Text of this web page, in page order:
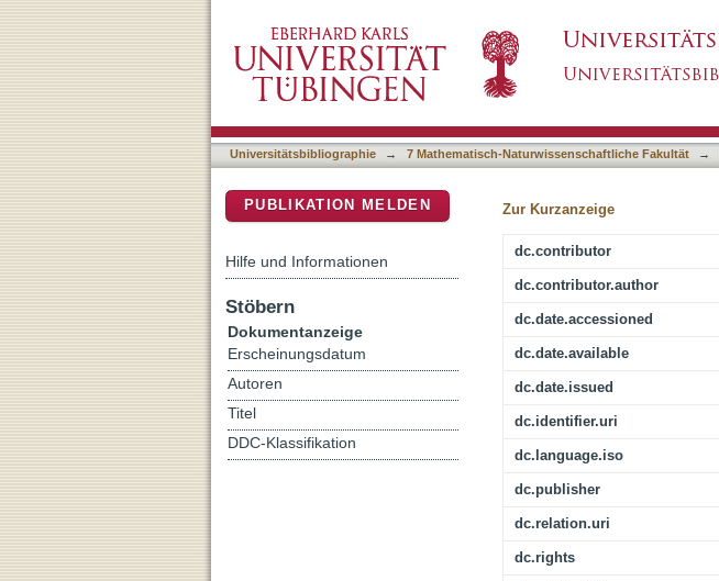
Universitätsbibliographie → 7 Mathematisch-Naturwissenschaftliche Fakultät →
Zur Kurzanzeige
dc.contributor
dc.contributor.author
dc.date.accessioned
dc.date.available
dc.date.issued
dc.identifier.uri
dc.language.iso
dc.publisher
dc.relation.uri
dc.rights
PUBLIKATION MELDEN
Hilfe und Informationen
Stöbern
Dokumentanzeige
Erscheinungsdatum
Autoren
Titel
DDC-Klassifikation